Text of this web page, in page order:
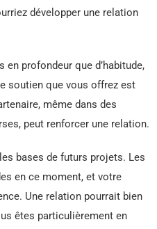
développer une relation
profondeur que d’habitude,
soutien que vous offrez est
même dans des
peut renforcer une relation.
bases de futurs projets. Les
en ce moment, et votre
Une relation pourrait bien
êtes particulièrement en